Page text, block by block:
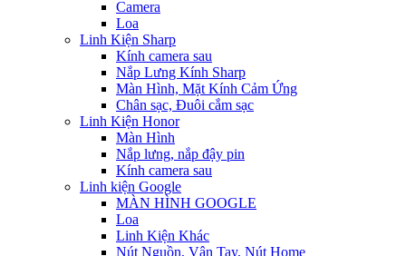
Camera
Loa
Linh Kiện Sharp
Kính camera sau
Nắp Lưng Kính Sharp
Màn Hình, Mặt Kính Cảm Ứng
Chân sạc, Đuôi cắm sạc
Linh Kiện Honor
Màn Hình
Nắp lưng, nắp đậy pin
Kính camera sau
Linh kiện Google
MÀN HÌNH GOOGLE
Loa
Linh Kiện Khác
Nút Nguồn, Vân Tay, Nút Home